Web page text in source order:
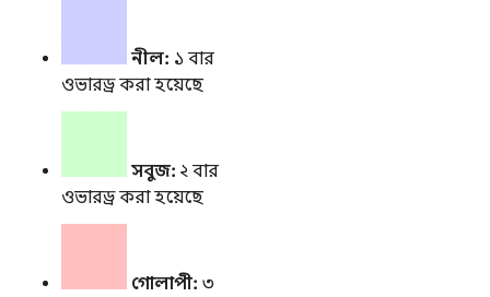
নীল: ১ বার
ওভারড্র করা হয়েছে
সবুজ: ২ বার
ওভারড্র করা হয়েছে
গোলাপী: ৩